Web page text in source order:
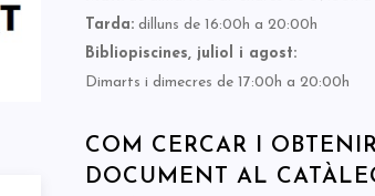
Tarda: dilluns de 16:00h a 20:00h
Bibliopiscines, juliol i agost:
Dimarts i dimecres de 17:00h a 20:00h
COM CERCAR I
DOCUMENT AL